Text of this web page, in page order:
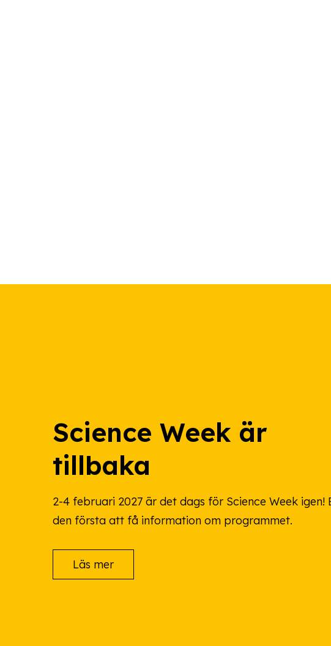
Science Week är
tillbaka
2-4 februari 2027 är det dags för Science Week igen!
den första att få information om programmet.
Läs mer